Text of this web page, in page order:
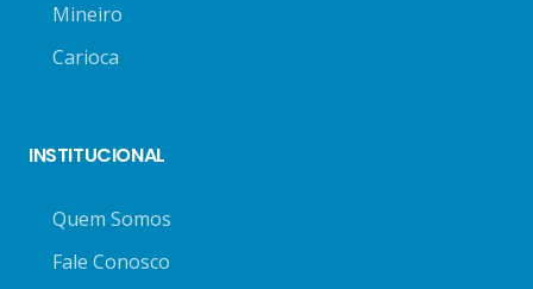
Mineiro
Carioca
INSTITUCIONAL
Quem Somos
Fale Conosco